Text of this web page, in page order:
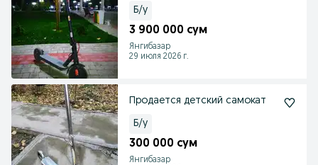
Б/у
3 900 000 сум
Янгибазар
29 июля 2026 г.
Продается детский самокат
Б/у
300 000 сум
Янгибазар